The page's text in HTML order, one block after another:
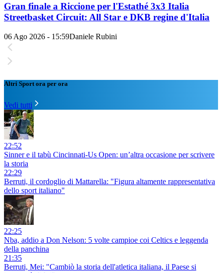
Gran finale a Riccione per l'Estathé 3x3 Italia
Streetbasket Circuit: All Star e DKB regine d'Italia
06 Ago 2026 - 15:59Daniele Rubini
Altri Sport ora per ora
Vedi tutti
22:52
Sinner e il tabù Cincinnati-Us Open: un’altra occasione per scrivere
la storia
22:29
Berruti, il cordoglio di Mattarella: "Figura altamente rappresentativa
dello sport italiano"
22:25
Nba, addio a Don Nelson: 5 volte campioe coi Celtics e leggenda
della panchina
21:35
Berruti, Mei: "Cambiò la storia dell'atletica italiana, il Paese si